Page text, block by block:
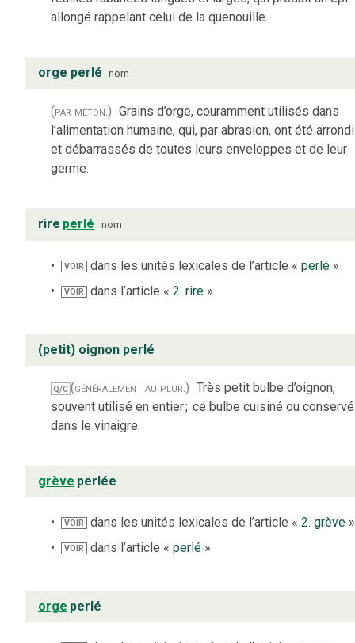
allongé rappelant celui de la quenouille.
orge perlé nom
(par méton.) Grains d’orge, couramment utilisés dans
l’alimentation humaine, qui, par abrasion, ont été
et débarrassés de toutes leurs enveloppes et de leur
germe.
rire perlé nom
VOIR dans les unités lexicales de l’article «perlé »
VOIR dans l’article «2. rire »
(petit) oignon perlé
Q/C (généralement au plur.) Très petit bulbe d’oignon,
souvent utilisé en entier; ce bulbe cuisiné ou conservé
dans le vinaigre.
grève perlée
VOIR dans les unités lexicales de l’article «2. grève »
VOIR dans l’article «perlé »
orge perlé